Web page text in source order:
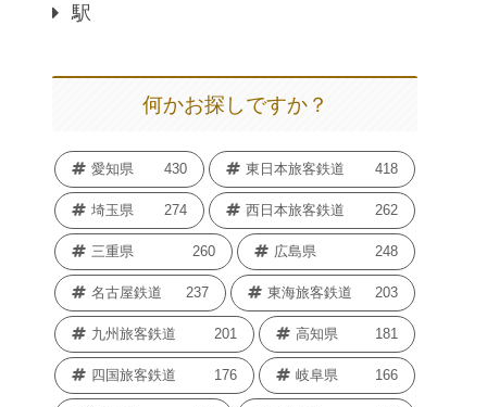
駅
何かお探しですか？
愛知県 430 東日本旅客鉄道 418
埼玉県 274 西日本旅客鉄道 262
三重県 260 広島県 248
名古屋鉄道 237 東海旅客鉄道 203
九州旅客鉄道 201 高知県 181
四国旅客鉄道 176 岐阜県 166